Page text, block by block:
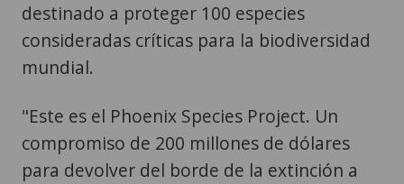
destinado a proteger 100 especies
consideradas críticas para la biodiversidad
mundial.
"Este es el Phoenix Species Project. Un
compromiso de 200 millones de dólares
para devolver del borde de la extinción a